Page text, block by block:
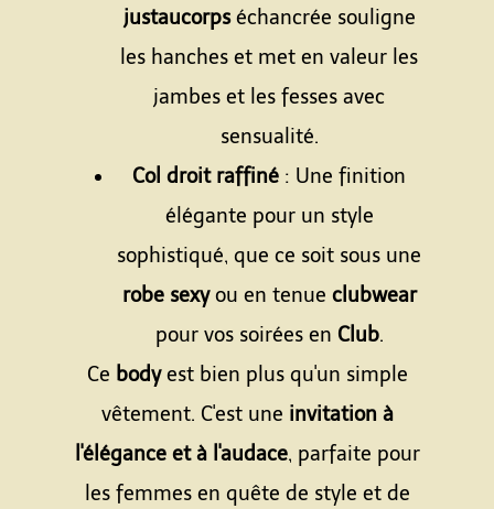
justaucorpséchancrée souligne
les hanches et met en valeur les
jambes et les fesses avec
sensualité.
Col droit raffiné : Une finition
élégante pour un style
sophistiqué, que ce soit sous une
robe sexyou en tenue clubwear
pour vos soirées en Club.
Ce bodyest bien plus qu'un simple
vêtement. C'est une invitation à
l'élégance et à l'audace, parfaite pour
les femmes en quête de style et de